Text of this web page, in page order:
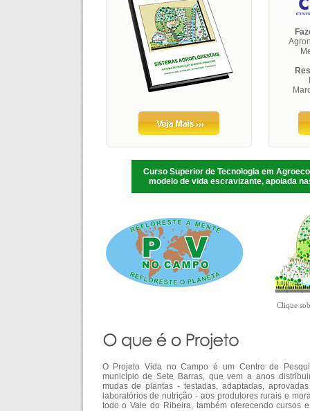
Curso Superior de Tecnologia em
modelo de vida escravizante, apoiada
Clique
O Projeto Vida no Campo é um Centro de
município de Sete Barras, que vem a anos
mudas de plantas - testadas, adaptadas,
laboratórios de nutrição - aos produtores rurais e
todo o Vale do Ribeira, também oferecendo cursos